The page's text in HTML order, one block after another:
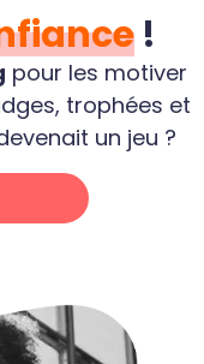
!
pour les motiver
trophées et
un jeu ?